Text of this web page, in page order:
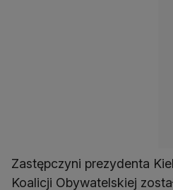
Zastępczyni prezydenta
Koalicji Obywatelskiej